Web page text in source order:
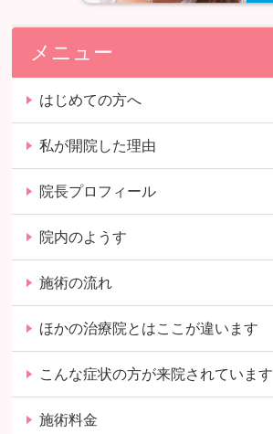
メニュー
はじめての方へ
私が開院した理由
院長プロフィール
院内のようす
施術の流れ
ほかの治療院とはここが違います
こんな症状の方が来院されています
施術料金